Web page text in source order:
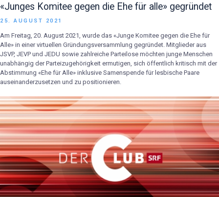
«Junges Komitee gegen die Ehe für alle» gegründet
25. AUGUST 2021
Am Freitag, 20. August 2021, wurde das «Junge Komitee gegen die Ehe für
Alle» in einer virtuellen Gründungsversammlung gegründet. Mitglieder aus
JSVP, JEVP und JEDU sowie zahlreiche Parteilose möchten junge Menschen
unabhängig der Parteizugehörigkeit ermutigen, sich öffentlich kritisch mit der
Abstimmung «Ehe für Alle» inklusive Samenspende für lesbische Paare
auseinanderzusetzen und zu positionieren.